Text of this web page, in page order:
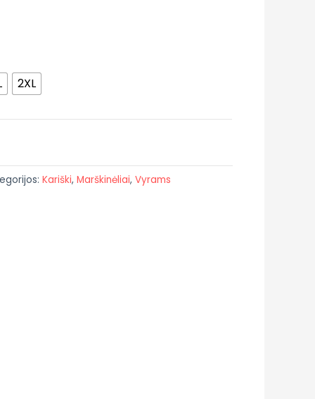
2XL
Kariški,Marškinėliai,Vyrams